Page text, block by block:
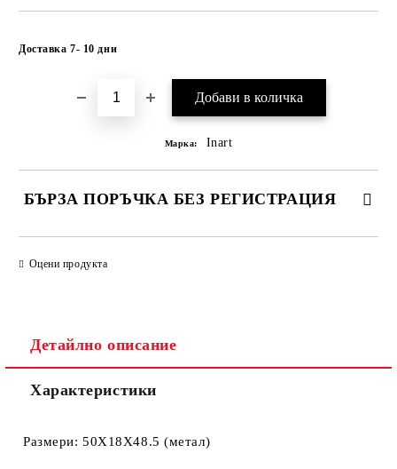
Доставка 7- 10 дни
Марка: Inart
БЪРЗА ПОРЪЧКА БЕЗ РЕГИСТРАЦИЯ
Оцени продукта
Детайлно описание
Характеристики
Размери: 50X18X48.5 (метал)